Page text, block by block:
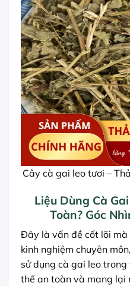
Cây cà gai leo tươi –
Liệu Dùng Cà
Toàn? Góc
Đây là vấn đề cốt lõi
kinh nghiệm chuyên
sử dụng cà gai leo
thể an toàn và mang lại